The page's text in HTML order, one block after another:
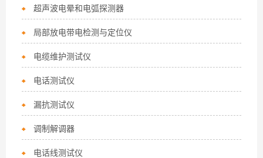
超声波电晕和电弧探测器
局部放电带电检测与定位仪
电缆维护测试仪
电话测试仪
漏抗测试仪
调制解调器
电话线测试仪